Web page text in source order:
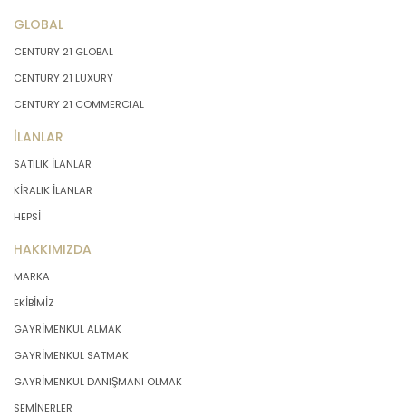
GLOBAL
CENTURY 21 GLOBAL
CENTURY 21 LUXURY
CENTURY 21 COMMERCIAL
İLANLAR
SATILIK İLANLAR
KİRALIK İLANLAR
HEPSİ
HAKKIMIZDA
MARKA
EKİBİMİZ
GAYRİMENKUL ALMAK
GAYRİMENKUL SATMAK
GAYRİMENKUL DANIŞMANI OLMAK
SEMİNERLER